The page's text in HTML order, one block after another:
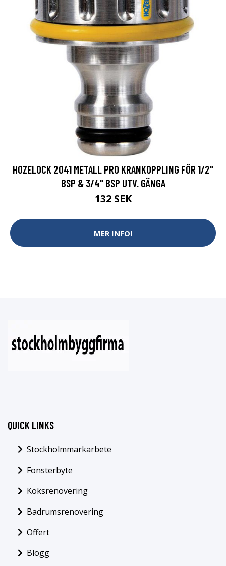
HOZELOCK 2041 METALL PRO KRANKOPPLING FÖR 1/2"
BSP & 3/4" BSP UTV. GÄNGA
132 SEK
MER INFO!
QUICK LINKS
Stockholmmarkarbete
Fonsterbyte
Koksrenovering
Badrumsrenovering
Offert
Blogg